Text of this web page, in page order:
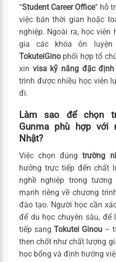
“Student Career Office” hỗ
việc bán thời gian hoặc
nghiệp. Ngoài ra, học viên
gia các khóa ôn
TokuteiGino phối hợp tổ
xin visa kỹ năng đặc định
trình được nhiều học viên
đi.
Làm sao để chọn
Gunma phù hợp với
Nhật?
Việc chọn đúngtrường
hưởng trực tiếp đến chất
nghề nghiệp trong
mạnh riêng về chương
đào tạo. Người học cần
để du học chuyên sâu, để
tiếp sang Tokutei Ginou–
then chốt như chất lượng
học bổng và định hướng